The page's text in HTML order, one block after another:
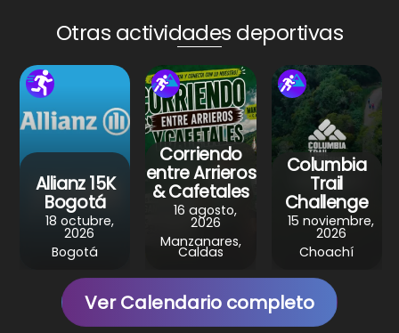
A
p
p
b
o
o
k
st a
m
Otras actividades deportivas
Allianz 15K
Bogotá
18 octubre,
2026
Bogotá
Corriendo
entre Arrieros
& Cafetales
16 agosto,
2026
Manzanares,
Caldas
Columbia
Trail
Challenge
15 noviembre,
2026
Choachí
Ver Calendario completo